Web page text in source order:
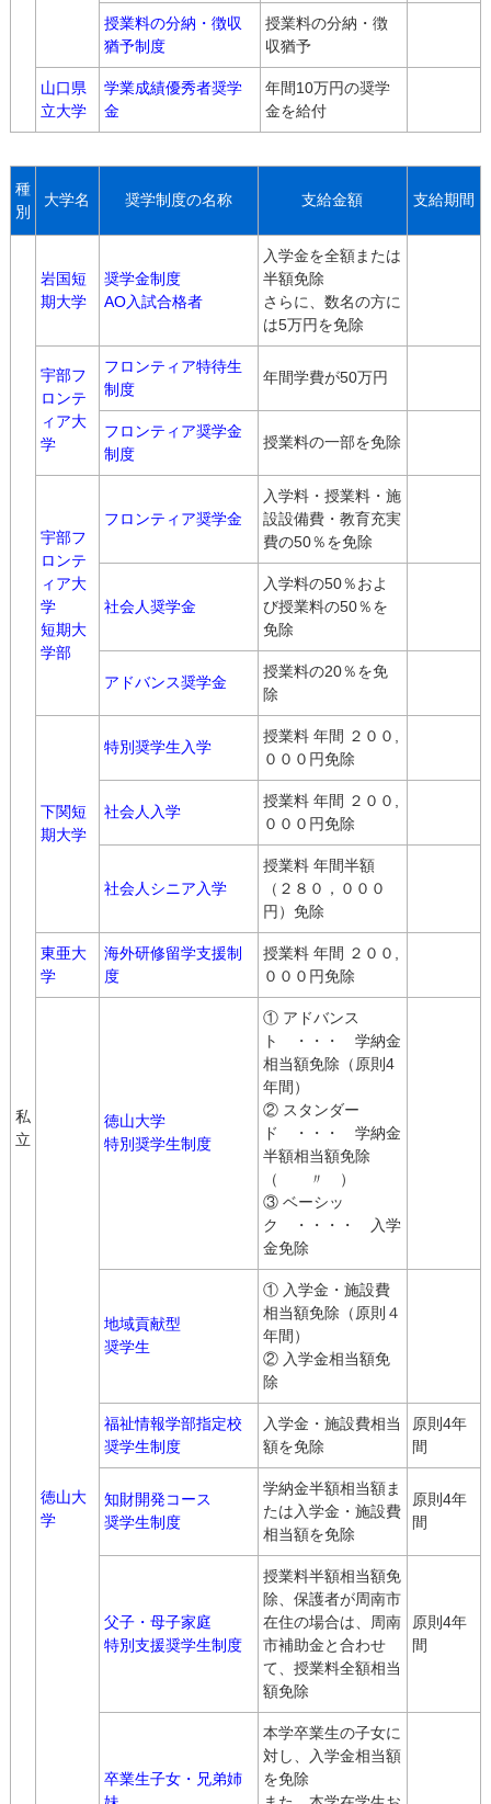
授業料の分納・徴収
猶予制度
授業料の分納・徴
収猶予
山口県
立大学
学業成績優秀者奨学
金
年間10万円の奨学
金を給付
種
別
大学名 奨学制度の名称 支給金額 支給期間
私
立
岩国短
期大学
奨学金制度
AO入試合格者
入学金を全額または
半額免除
さらに、数名の方に
は5万円を免除
宇部フ
ロンテ
ィア大
学
フロンティア特待生
制度
年間学費が50万円
フロンティア奨学金
制度
授業料の一部を免除
宇部フ
ロンテ
ィア大
学
短期大
学部
フロンティア奨学金
入学料・授業料・施
設設備費・教育充実
費の50％を免除
社会人奨学金
入学料の50％およ
び授業料の50％を
免除
アドバンス奨学金
授業料の20％を免
除
下関短
期大学
特別奨学生入学
授業料 年間 ２００,
０００円免除
社会人入学
授業料 年間 ２００,
０００円免除
社会人シニア入学
授業料 年間半額
（２８０，０００
円）免除
東亜大
学
海外研修留学支援制
度
授業料 年間 ２００,
０００円免除
徳山大
学
徳山大学
特別奨学生制度
① アドバンス
ト ・・・ 学納金
相当額免除（原則4
年間）
② スタンダー
ド ・・・ 学納金
半額相当額免除
（ 〃 ）
③ ベーシッ
ク ・・・・ 入学
金免除
地域貢献型
奨学生
① 入学金・施設費
相当額免除（原則４
年間）
② 入学金相当額免
除
福祉情報学部指定校
奨学生制度
入学金・施設費相当
額を免除
原則4年
間
知財開発コース
奨学生制度
学納金半額相当額ま
たは入学金・施設費
相当額を免除
原則4年
間
父子・母子家庭
特別支援奨学生制度
授業料半額相当額免
除、保護者が周南市
在住の場合は、周南
市補助金と合わせ
て、授業料全額相当
額免除
原則4年
間
卒業生子女・兄弟姉
本学卒業生の子女に
対し、入学金相当額
を免除